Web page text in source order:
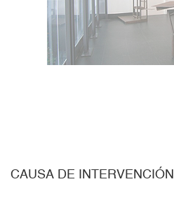
CAUSA DE INTERVENCIÓN